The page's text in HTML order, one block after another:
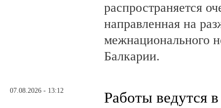
распространяется
направленная на
межнационального
Балкарии.
07.08.2026 - 13:12 Работы ведутся